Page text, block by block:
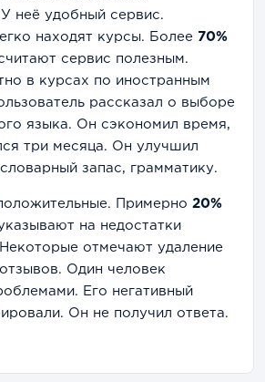
У неё удобный сервис.
находят курсы. Более 70%
сервис полезным.
в курсах по иностранным
рассказал о выборе
языка. Он сэкономил время,
три месяца. Он улучшил
запас, грамматику.
Примерно 20%
на недостатки
отмечают удаление
Один человек
Его негативный
Он не получил ответа.
новых клиентов.